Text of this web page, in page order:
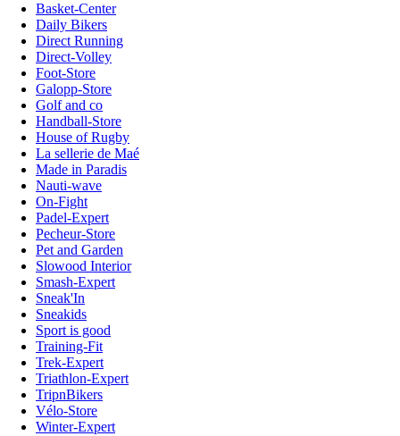
Basket-Center
Daily Bikers
Direct Running
Direct-Volley
Foot-Store
Galopp-Store
Golf and co
Handball-Store
House of Rugby
La sellerie de Maé
Made in Paradis
Nauti-wave
On-Fight
Padel-Expert
Pecheur-Store
Pet and Garden
Slowood Interior
Smash-Expert
Sneak'In
Sneakids
Sport is good
Training-Fit
Trek-Expert
Triathlon-Expert
TripnBikers
Vélo-Store
Winter-Expert